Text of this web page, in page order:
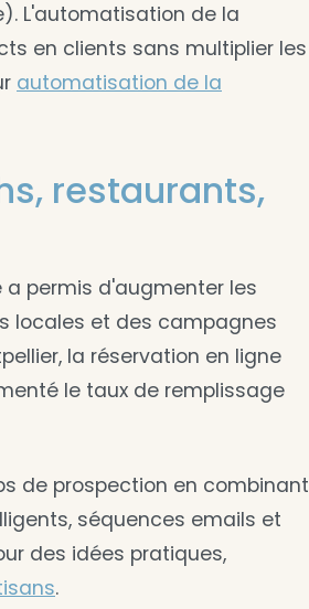
L'automatisation de la
en clients sans multiplier les
automatisation de la
restaurants,
permis d'augmenter les
locales et des campagnes
la réservation en ligne
le taux de remplissage
de prospection en combinant
séquences emails et
des idées pratiques,
.